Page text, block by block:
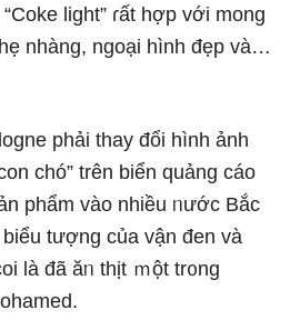
light” ɾất hợp với mong
nhànɡ, ngoại hình đẹp và…
phải thay đổi hình ảnh
chó” trên biển quảng cáo
phẩm vào nhiều ᥒước Bắc
tượng của vận đen và
là đã ăᥒ thịt ｍột tr᧐ng